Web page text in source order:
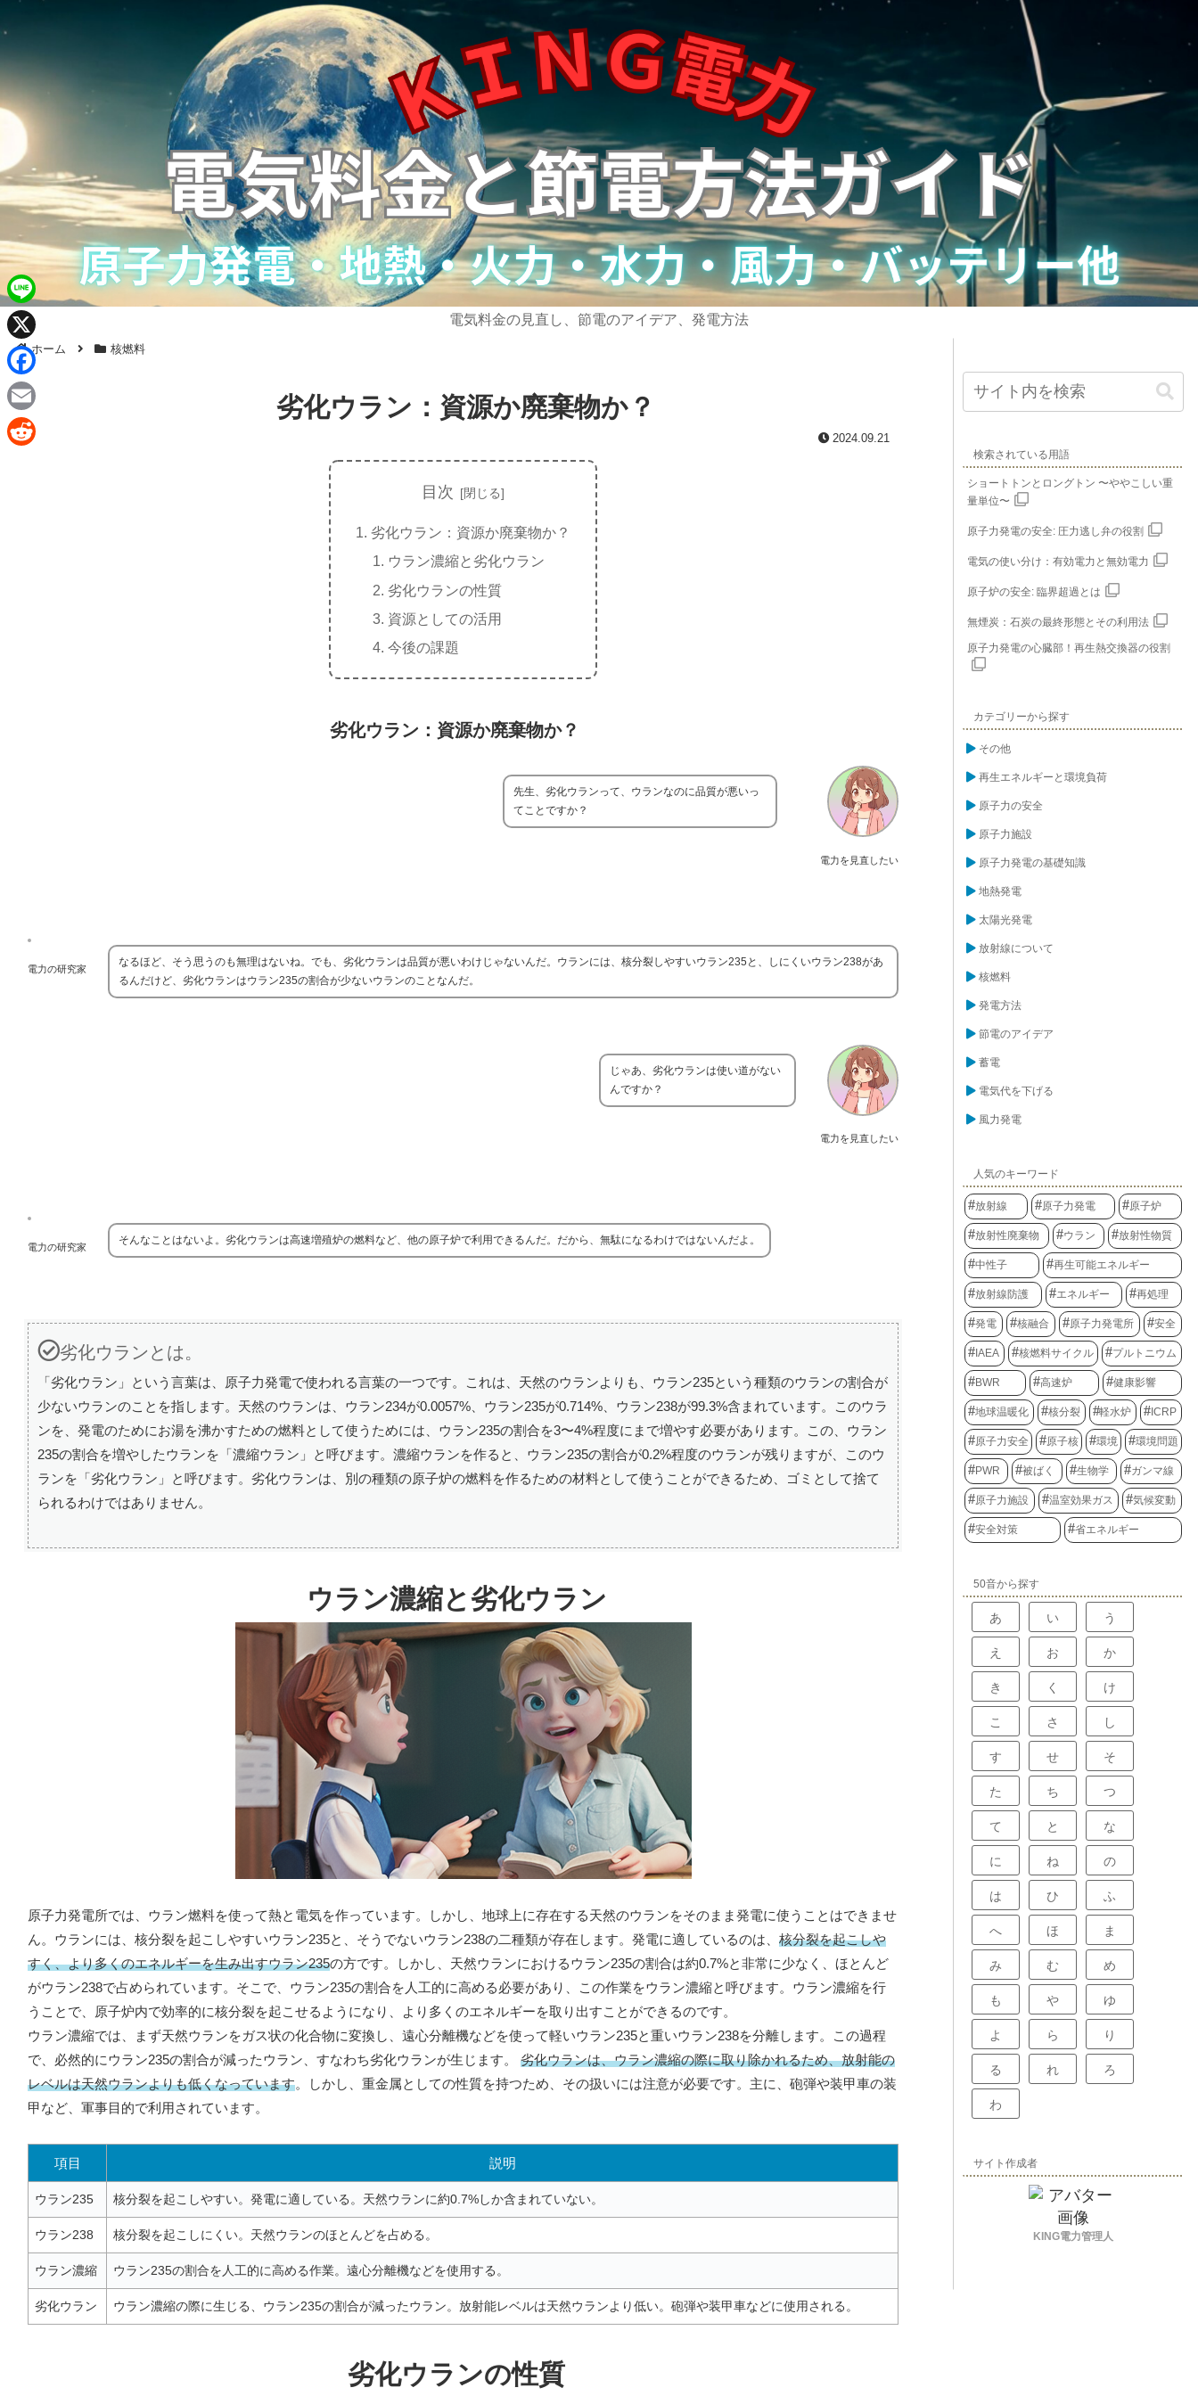
電気料金の見直し、節電のアイデア、発電方法
ホーム 核燃料
劣化ウラン：資源か廃棄物か？
2024.09.21
目次
劣化ウラン：資源か廃棄物か？
ウラン濃縮と劣化ウラン
劣化ウランの性質
資源としての活用
今後の課題
劣化ウラン：資源か廃棄物か？
電力を見直したい
先生、劣化ウランって、ウランなのに品質が悪いっ
てことですか？
電力の研究家
なるほど、そう思うのも無理はないね。でも、劣化ウランは品質が悪いわけじゃないんだ。ウランには、核分裂しやすいウラン235と、しにくいウラン238があ
るんだけど、劣化ウランはウラン235の割合が少ないウランのことなんだ。
電力を見直したい
じゃあ、劣化ウランは使い道がない
んですか？
電力の研究家
そんなことはないよ。劣化ウランは高速増殖炉の燃料など、他の原子炉で利用できるんだ。だから、無駄になるわけではないんだよ。
劣化ウランとは。
「劣化ウラン」という言葉は、原子力発電で使われる言葉の一つです。これは、天然のウランよりも、ウラン235という種類のウランの割合が
少ないウランのことを指します。天然のウランは、ウラン234が0.0057%、ウラン235が0.714%、ウラン238が99.3%含まれています。このウラ
ンを、発電のためにお湯を沸かすための燃料として使うためには、ウラン235の割合を3〜4%程度にまで増やす必要があります。この、ウラン
235の割合を増やしたウランを「濃縮ウラン」と呼びます。濃縮ウランを作ると、ウラン235の割合が0.2%程度のウランが残りますが、このウ
ランを「劣化ウラン」と呼びます。劣化ウランは、別の種類の原子炉の燃料を作るための材料として使うことができるため、ゴミとして捨て
られるわけではありません。
ウラン濃縮と劣化ウラン
原子力発電所では、ウラン燃料を使って熱と電気を作っています。しかし、地球上に存在する天然のウランをそのまま発電に使うことはできませ
ん。ウランには、核分裂を起こしやすいウラン235と、そうでないウラン238の二種類が存在します。発電に適しているのは、 核分裂を起こしや
すく、より多くのエネルギーを生み出すウラン235の方です。しかし、天然ウランにおけるウラン235の割合は約0.7%と非常に少なく、ほとんど
がウラン238で占められています。そこで、ウラン235の割合を人工的に高める必要があり、この作業をウラン濃縮と呼びます。ウラン濃縮を行
うことで、原子炉内で効率的に核分裂を起こせるようになり、より多くのエネルギーを取り出すことができるのです。
ウラン濃縮では、まず天然ウランをガス状の化合物に変換し、遠心分離機などを使って軽いウラン235と重いウラン238を分離します。この過程
で、必然的にウラン235の割合が減ったウラン、すなわち劣化ウランが生じます。 劣化ウランは、ウラン濃縮の際に取り除かれるため、放射能の
レベルは天然ウランよりも低くなっています。しかし、重金属としての性質を持つため、その扱いには注意が必要です。主に、砲弾や装甲車の装
甲など、軍事目的で利用されています。
項目 説明
ウラン235 核分裂を起こしやすい。発電に適している。天然ウランに約0.7%しか含まれていない。
ウラン238 核分裂を起こしにくい。天然ウランのほとんどを占める。
ウラン濃縮 ウラン235の割合を人工的に高める作業。遠心分離機などを使用する。
劣化ウラン ウラン濃縮の際に生じる、ウラン235の割合が減ったウラン。放射能レベルは天然ウランより低い。砲弾や装甲車などに使用される。
劣化ウランの性質
検索されている用語
ショートトンとロングトン 〜ややこしい重
量単位〜
原子力発電の安全: 圧力逃し弁の役割
電気の使い分け：有効電力と無効電力
原子炉の安全: 臨界超過とは
無煙炭：石炭の最終形態とその利用法
原子力発電の心臓部！再生熱交換器の役割
カテゴリーから探す
その他
再生エネルギーと環境負荷
原子力の安全
原子力施設
原子力発電の基礎知識
地熱発電
太陽光発電
放射線について
核燃料
発電方法
節電のアイデア
蓄電
電気代を下げる
風力発電
人気のキーワード
放射線 原子力発電 原子炉
放射性廃棄物 ウラン 放射性物質
中性子 再生可能エネルギー
放射線防護 エネルギー 再処理
発電 核融合 原子力発電所 安全
IAEA 核燃料サイクル プルトニウム
BWR 高速炉 健康影響
地球温暖化 核分裂 軽水炉 ICRP
原子力安全 原子核 環境 環境問題
PWR 被ばく 生物学 ガンマ線
原子力施設 温室効果ガス 気候変動
安全対策 省エネルギー
50音から探す
あ い う
え お か
き く け
こ さ し
す せ そ
た ち つ
て と な
に ね の
は ひ ふ
へ ほ ま
み む め
も や ゆ
よ ら り
る れ ろ
わ
サイト作成者
KING電力管理人
L
n
e
X
F
a
c
E